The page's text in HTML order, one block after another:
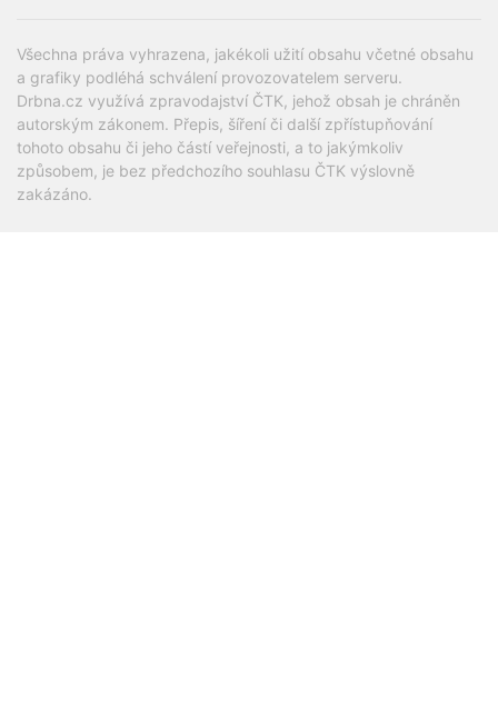
Všechna práva vyhrazena, jakékoli užití obsahu včetné obsahu
a grafiky podléhá schválení provozovatelem serveru.
Drbna.cz využívá zpravodajství ČTK, jehož obsah je chráněn
autorským zákonem. Přepis, šíření či další zpřístupňování
tohoto obsahu či jeho částí veřejnosti, a to jakýmkoliv
způsobem, je bez předchozího souhlasu ČTK výslovně
zakázáno.